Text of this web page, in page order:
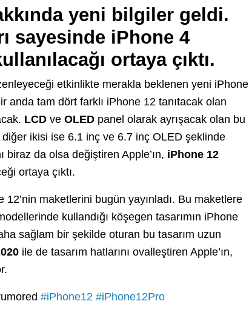
yeni bilgiler geldi.
sayesinde iPhone 4
ortaya çıktı.
etkinlikte merakla beklenen yeni iPhone
anda tam dört farklı iPhone 12 tanıtacak olan
LCD ve OLED panel olarak ayrışacak olan bu
ikisi ise 6.1 inç ve 6.7 inç OLED şeklinde
biraz da olsa değiştiren Apple’ın, iPhone 12
ortaya çıktı.
12’nin maketlerini bugün yayınladı. Bu maketlere
kullandığı köşegen tasarımın iPhone
sağlam bir şekilde oturan bu tasarım uzun
ile de tasarım hatlarını ovalleştiren Apple’ın,
#iPhone12 #iPhone12Pro